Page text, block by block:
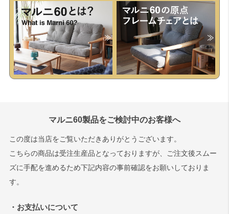
マルニ60製品をご検討中のお客様へ
この度は当店をご覧いただきありがとうございます。
こちらの商品は受注生産品となっておりますが、ご注文後スムー
ズに手配を進めるため下記内容の事前確認をお願いしておりま
す。
・お支払いについて